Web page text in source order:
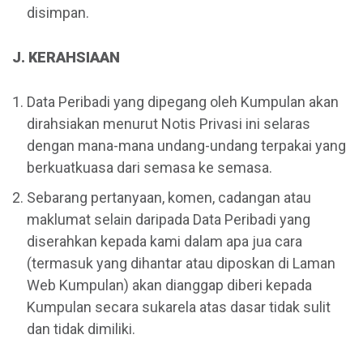
disimpan.
J. KERAHSIAAN
Data Peribadi yang dipegang oleh Kumpulan akan
dirahsiakan menurut Notis Privasi ini selaras
dengan mana-mana undang-undang terpakai yang
berkuatkuasa dari semasa ke semasa.
Sebarang pertanyaan, komen, cadangan atau
maklumat selain daripada Data Peribadi yang
diserahkan kepada kami dalam apa jua cara
(termasuk yang dihantar atau diposkan di Laman
Web Kumpulan) akan dianggap diberi kepada
Kumpulan secara sukarela atas dasar tidak sulit
dan tidak dimiliki.